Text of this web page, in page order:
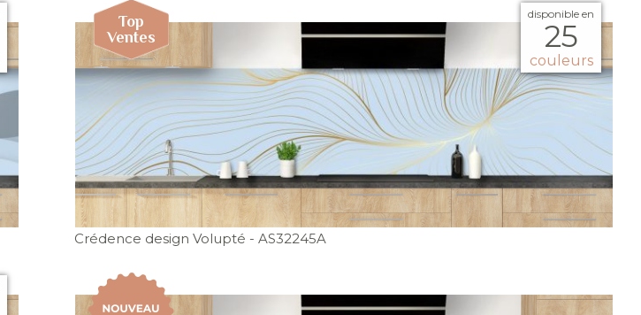
disponible en
25
couleurs
Crédence design Volupté - AS32245A